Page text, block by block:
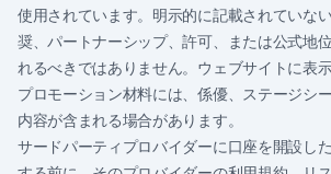
使用されています。明示的に記載されていな
奨、パートナーシップ、許可、または公式地
れるべきではありません。ウェブサイトに表
プロモーション材料には、係優、ステージシ
内容が含まれる場合があります。
サードパーティプロバイダーに口座を開設し